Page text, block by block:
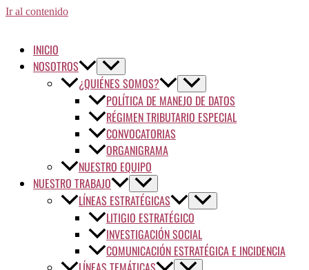
Ir al contenido
INICIO
NOSOTROS
¿QUIÉNES SOMOS?
POLÍTICA DE MANEJO DE DATOS
RÉGIMEN TRIBUTARIO ESPECIAL
CONVOCATORIAS
ORGANIGRAMA
NUESTRO EQUIPO
NUESTRO TRABAJO
LÍNEAS ESTRATÉGICAS
LITIGIO ESTRATÉGICO
INVESTIGACIÓN SOCIAL
COMUNICACIÓN ESTRATÉGICA E INCIDENCIA